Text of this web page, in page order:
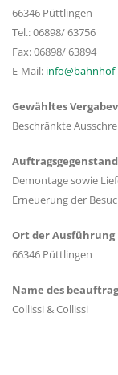
66346 Püttlingen
Tel.: 06898/ 63756
Fax: 06898/ 63894
E-Mail:
Gewähltes
Beschränkte
Auftragsgegenstand
Demontage sowie
Erneuerung der
Ort der Ausführung
66346 Püttlingen
Name des
Collissi & Collissi